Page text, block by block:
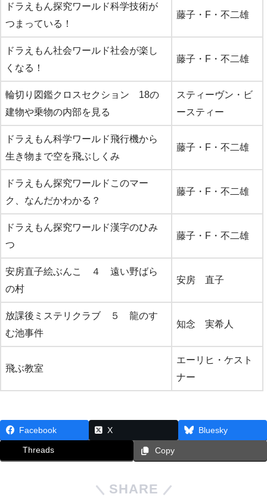
ドラえもん探究ワールド科学技術が
つまっている！
藤子・F・不二雄
ドラえもん社会ワールド社会が楽し
くなる！
藤子・F・不二雄
輪切り図鑑クロスセクション 18の
建物や乗物の内部を見る
スティーヴン・ビ
ースティー
ドラえもん科学ワールド飛行機から
生き物まで空を飛ぶしくみ
藤子・F・不二雄
ドラえもん探究ワールドこのマー
ク、なんだかわかる？
藤子・F・不二雄
ドラえもん探究ワールド漢字のひみ
つ
藤子・F・不二雄
安房直子絵ぶんこ ４ 遠い野ばら
の村
安房 直子
放課後ミステリクラブ ５ 龍のす
む池事件
知念 実希人
飛ぶ教室
エーリヒ・ケスト
ナー
Facebook X Bluesky
Threads Copy
SHARE